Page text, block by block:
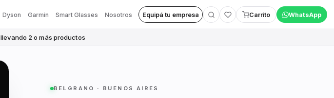
Dyson Garmin Smart Glasses Nosotros Equipá tu empresa Carrito WhatsApp
llevando 2 o más productos
BELGRANO · BUENOS AIRES